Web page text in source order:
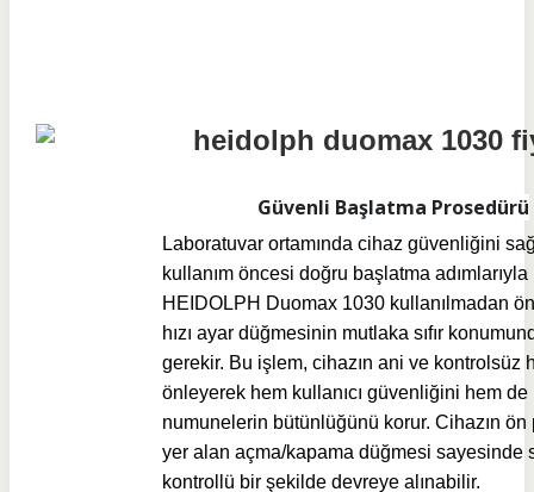
Güvenli Başlatma Prosedürü
Laboratuvar ortamında cihaz güvenliğini
kullanım öncesi doğru başlatma adımlarıyla
HEIDOLPH Duomax 1030 kullanılmadan
hızı ayar düğmesinin mutlaka sıfır
gerekir. Bu işlem, cihazın ani ve kontrolsüz
önleyerek hem kullanıcı güvenliğini hem de
numunelerin bütünlüğünü korur. Cihazın
yer alan açma/kapama düğmesi sayesinde
kontrollü bir şekilde devreye alınabilir.